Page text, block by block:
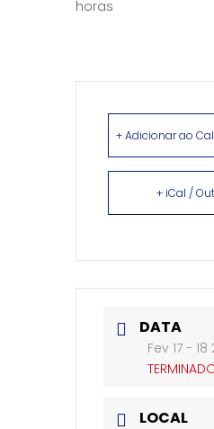
horas
+ Adicionar ao
+ iCal /
DATA
Fev 17 - 18
LOCAL